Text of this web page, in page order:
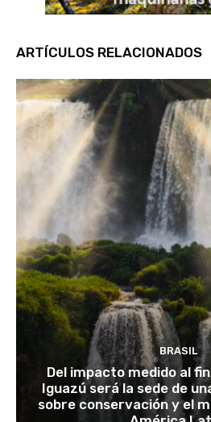
ARTÍCULOS RELACIONADOS
BRASIL
Del impacto medido al
Iguazú será la sede de
sobre conservación y el